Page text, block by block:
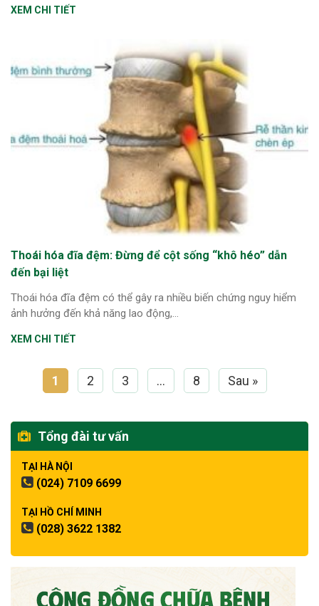
XEM CHI TIẾT
Thoái hóa đĩa đệm: Đừng để cột sống “khô héo” dẫn
đến bại liệt
Thoái hóa đĩa đệm có thể gây ra nhiều biến chứng nguy hiểm
ảnh hưởng đến khả năng lao động,...
XEM CHI TIẾT
1 2 3 … 8 Sau »
Tổng đài tư vấn
TẠI HÀ NỘI
(024) 7109 6699
TẠI HỒ CHÍ MINH
(028) 3622 1382